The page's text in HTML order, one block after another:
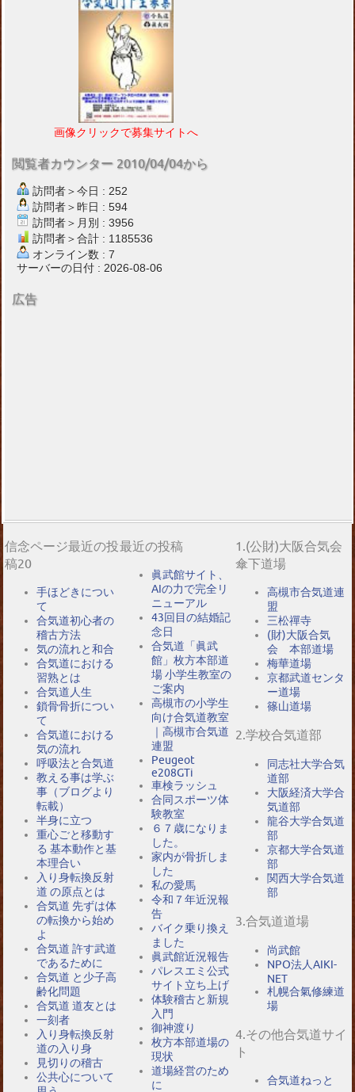
画像クリックで募集サイトへ
閲覧者カウンター 2010/04/04から
訪問者＞今日 : 252
訪問者＞昨日 : 594
訪問者＞月別 : 3956
訪問者＞合計 : 1185536
オンライン数 : 7
サーバーの日付 : 2026-08-06
広告
信念ページ最近の投
稿20
手ほどきについ
て
合気道初心者の
稽古方法
気の流れと和合
合気道における
習熟とは
合気道人生
鎖骨骨折につい
て
合気道における
気の流れ
呼吸法と合気道
教える事は学ぶ
事（ブログより
転載）
半身に立つ
重心ごと移動す
る 基本動作と基
本理合い
入り身転換反射
道 の原点とは
合気道 先ずは体
の転換から始め
よ
合気道 許す武道
であるために
合気道 と少子高
齢化問題
合気道 道友とは
一刻者
入り身転換反射
道の入り身
見切りの稽古
公共心について
最近の投稿
眞武館サイト、
AIの力で完全リ
ニューアル
43回目の結婚記
念日
合気道「眞武
館」枚方本部道
場 小学生教室の
ご案内
高槻市の小学生
向け合気道教室
｜高槻市合気道
連盟
Peugeot
e208GTi
車検ラッシュ
合同スポーツ体
験教室
６７歳になりま
した。
家内が骨折しま
した
私の愛馬
令和７年近況報
告
バイク乗り換え
ました
眞武館近況報告
パレスエミ公式
サイト立ち上げ
体験稽古と新規
入門
御神渡り
枚方本部道場の
現状
道場経営のため
に
1.(公財)大阪合気会
傘下道場
高槻市合気道連
盟
三松禪寺
(財)大阪合気
会 本部道場
梅華道場
京都武道センタ
ー道場
篠山道場
2.学校合気道部
同志社大学合気
道部
大阪経済大学合
気道部
龍谷大学合気道
部
京都大学合気道
部
関西大学合気道
部
3.合気道道場
尚武館
NPO法人AIKI-
NET
札幌合氣修練道
場
4.その他合気道サイ
ト
合気道ねっと